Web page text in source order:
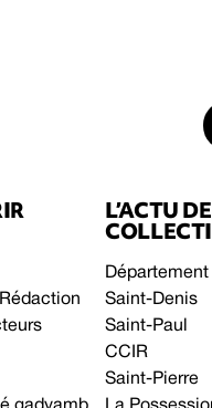
L’ACTU
Département
Saint-Denis
Saint-Paul
CCIR
Saint-Pierre